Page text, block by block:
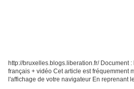
http://bruxelles.blogs.liberation.fr/ Document
français + vidéo Cet article est fréquemment
l'affichage de votre navigateur En reprenant